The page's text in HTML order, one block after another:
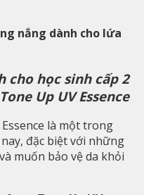
nắng dành cho lứa
cho học sinh cấp 2
Up UV Essence
là một trong
đặc biệt với những
muốn bảo vệ da khỏi